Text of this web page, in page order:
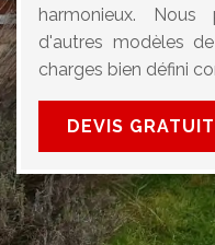
harmonieux.
d'autres modèles
charges bien défini
DEVIS GRATUIT